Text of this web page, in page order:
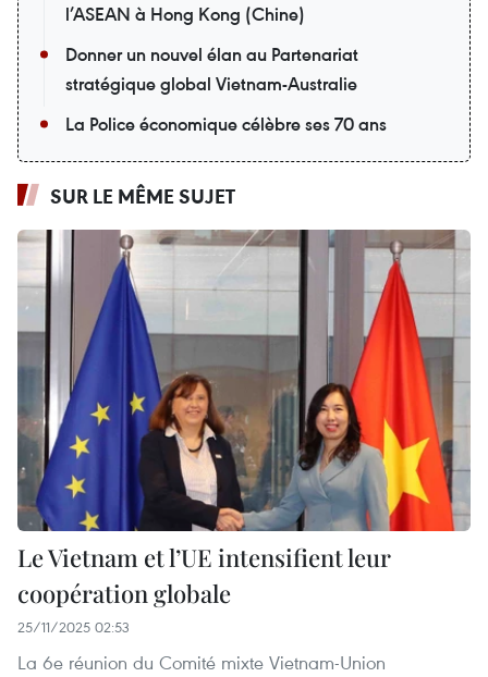
l’ASEAN à Hong Kong (Chine)
Donner un nouvel élan au Partenariat
stratégique global Vietnam-Australie
La Police économique célèbre ses 70 ans
SUR LE MÊME SUJET
Le Vietnam et l’UE intensifient leur
coopération globale
25/11/2025 02:53
La 6e réunion du Comité mixte Vietnam-Union